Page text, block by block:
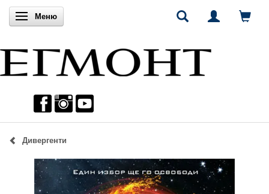
Включи навигацията
Меню
Дивергенти